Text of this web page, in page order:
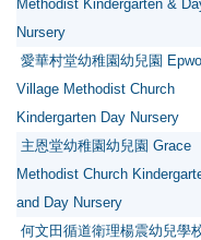
Methodist Kindergarten &
Nursery
愛華村堂幼稚園幼兒園
Village Methodist Church
Kindergarten Day Nursery
主恩堂幼稚園幼兒園 Grace
Methodist Church
and Day Nursery
何文田循道衛理楊震幼兒學